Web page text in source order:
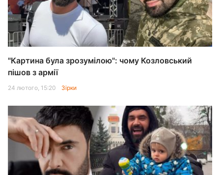
"Картина була зрозумілою": чому Козловський
пішов з армії
24 лютого, 15:20 Зірки